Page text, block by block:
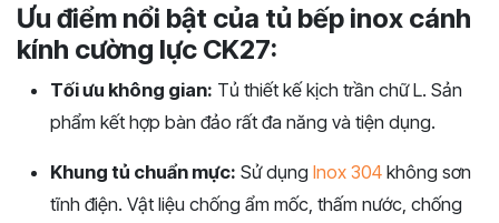
Ưu điểm nổi bật của tủ bếp inox cánh
kính cường lực CK27:
Tối ưu không gian: Tủ thiết kế kịch trần chữ L. Sản
phẩm kết hợp bàn đảo rất đa năng và tiện dụng.
Khung tủ chuẩn mực: Sử dụng Inox 304 không sơn
tĩnh điện. Vật liệu chống ẩm mốc, thấm nước, chống